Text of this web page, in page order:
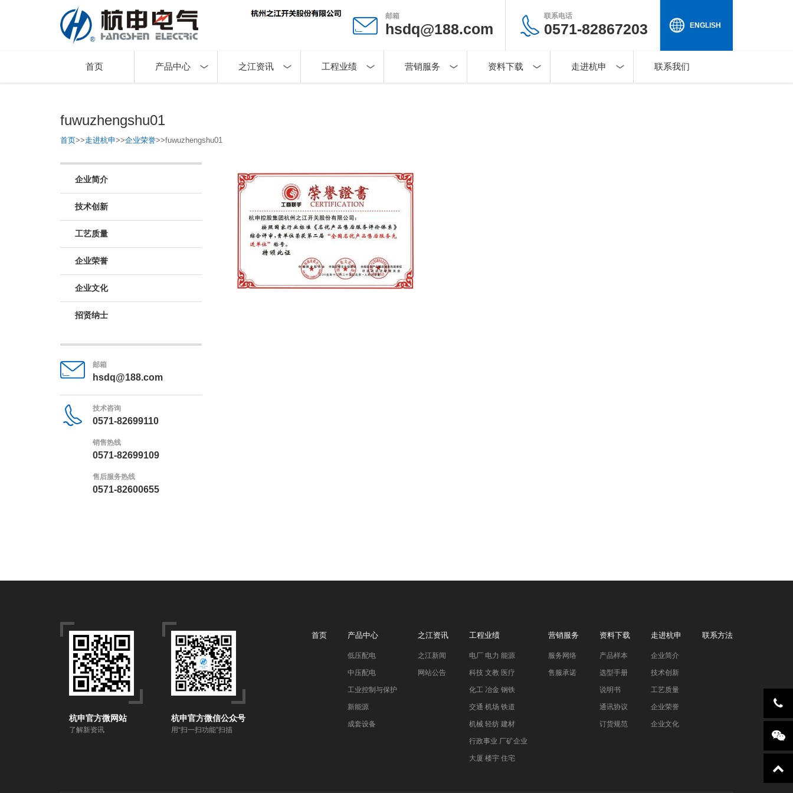
邮箱
hsdq@188.com
联系电话
0571-82867203 ENGLISH
首页 产品中心 之江资讯 工程业绩 营销服务 资料下载 走进杭申 联系我们
fuwuzhengshu01
首页>>走进杭申>>企业荣誉>>fuwuzhengshu01
企业简介
技术创新
工艺质量
企业荣誉
企业文化
招贤纳士
邮箱
hsdq@188.com
技术咨询
0571-82699110
销售热线
0571-82699109
售后服务热线
0571-82600655
杭申官方微网站
了解新资讯
杭申官方微信公众号
用“扫一扫功能”扫描
首页 产品中心
低压配电
中压配电
工业控制与保护
新能源
成套设备
之江资讯
之江新闻
网站公告
工程业绩
电厂 电力 能源
科技 文教 医疗
化工 冶金 钢铁
交通 机场 铁道
机械 轻纺 建材
行政事业 厂矿企业
大厦 楼宇 住宅
营销服务
服务网络
售服承诺
资料下载
产品样本
选型手册
说明书
通讯协议
订货规范
走进杭申
企业简介
技术创新
工艺质量
企业荣誉
企业文化
联系方法